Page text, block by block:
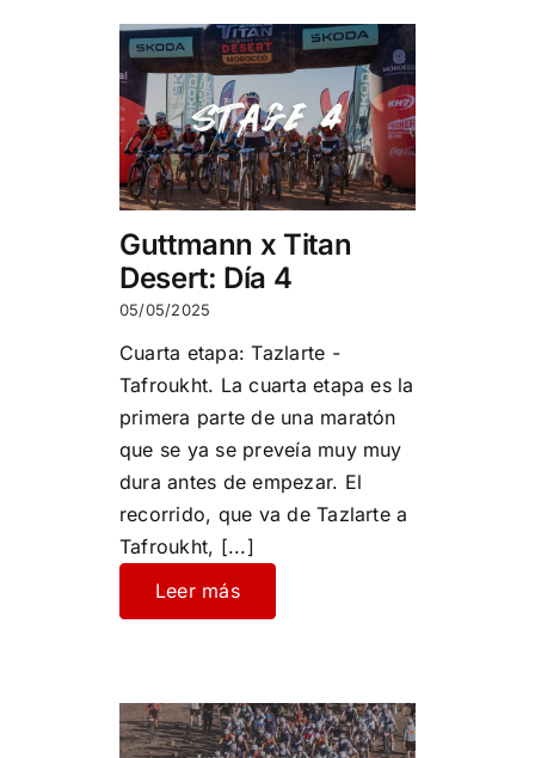
Guttmann x Titan
Desert: Día 4
05/05/2025
Cuarta etapa: Tazlarte -
Tafroukht. La cuarta etapa es la
primera parte de una maratón
que se ya se preveía muy muy
dura antes de empezar. El
recorrido, que va de Tazlarte a
Tafroukht, [...]
Leer más